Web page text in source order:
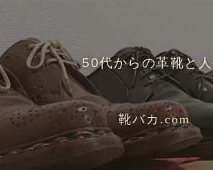
50代からの革靴と人
靴バカ.com